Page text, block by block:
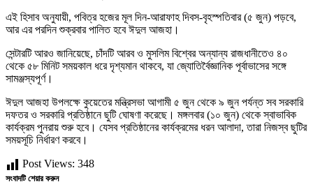
এই হিসাব অনুযায়ী, পবিত্র হজের মূল দিন-আরাফাহ দিবস-বৃহস্পতিবার (৫ জুন) পড়বে,
আর এর পরদিন শুক্রবার পালিত হবে ঈদুল আজহা।
সেন্টারটি আরও জানিয়েছে, চাঁদটি আরব ও মুসলিম বিশ্বের অন্যান্য রাজধানীতেও ৪০
থেকে ৫৮ মিনিট সময়কাল ধরে দৃশ্যমান থাকবে, যা জ্যোতির্বৈজ্ঞানিক পূর্বাভাসের সঙ্গে
সামঞ্জস্যপূর্ণ।
ঈদুল আজহা উপলক্ষে কুয়েতের মন্ত্রিসভা আগামী ৫ জুন থেকে ৯ জুন পর্যন্ত সব সরকারি
দফতর ও সরকারি প্রতিষ্ঠানে ছুটি ঘোষণা করেছে। মঙ্গলবার (১০ জুন) থেকে স্বাভাবিক
কার্যক্রম পুনরায় শুরু হবে। যেসব প্রতিষ্ঠানের কার্যক্রমের ধরন আলাদা, তারা নিজস্ব ছুটির
সময়সূচি নির্ধারণ করবে।
Post Views: 348
সংবাদটি শেয়ার করুন